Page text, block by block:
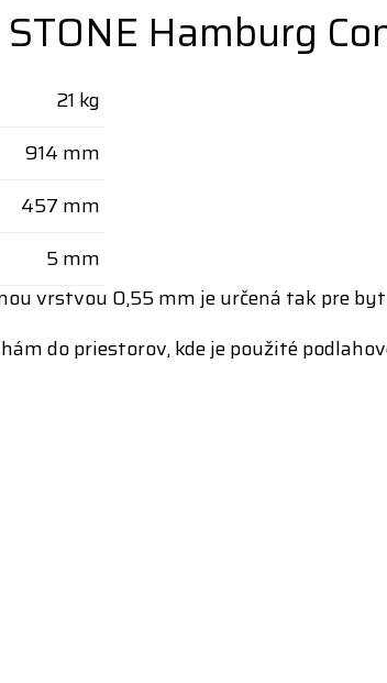
Hamburg
21 kg
914 mm
457 mm
5 mm
vrstvou 0,55 mm je určená tak pre
do priestorov, kde je použité